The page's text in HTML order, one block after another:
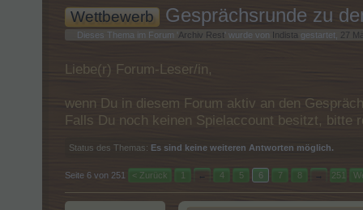
Wettbewerb Gesprächsrunde zu
Dieses Thema im Forum ' Archiv Rest ' wurde von Indista gestartet, 27
Liebe(r) Forum-Leser/in,
wenn Du in diesem Forum aktiv an den
Falls Du noch keinen Spielaccount besitzt, bitte
Status des Themas: Es sind keine weiteren Antworten möglich.
Seite 6 von 251 < Zurück 1 ← 4 5 6 7 8 → 251